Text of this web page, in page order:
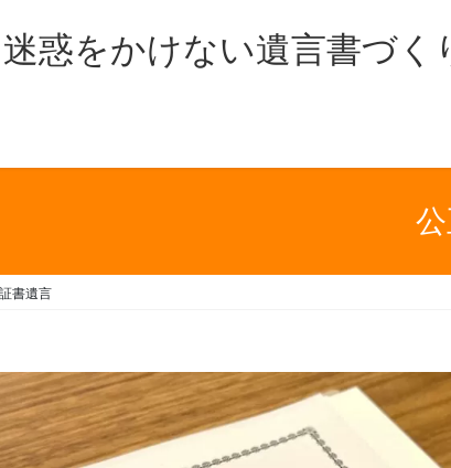
惑をかけない遺言書づく
書遺言